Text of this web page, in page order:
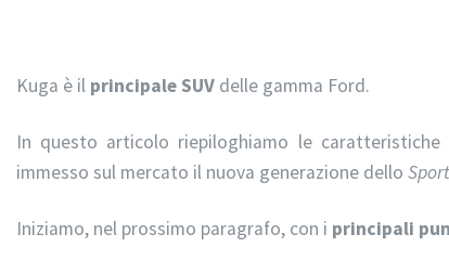
Kuga è il principale SUV delle gamma Ford.
In questo articolo riepiloghiamo le caratteristiche
immesso sul mercato il nuova generazione dello
Iniziamo, nel prossimo paragrafo, con i principali